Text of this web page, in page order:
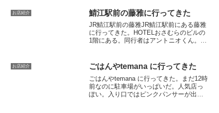
お店紹介 鯖江駅前の藤雅に行ってきた
JR鯖江駅前の藤雅JR鯖江駅前にある藤雅
に行ってきた。HOTELおさむらのビルの
1階にある。同行者はアントニオくん。入
っかちな客だと思われたか（笑）店はま
だ新しく、きれ...
お店紹介 ごはんやtemana に行ってきた
ごはんやtemana に行ってきた。まだ12時
前なのに駐車場がいっぱいだ。人気店っ
ぽい。入り口ではピンクパンサーが出迎